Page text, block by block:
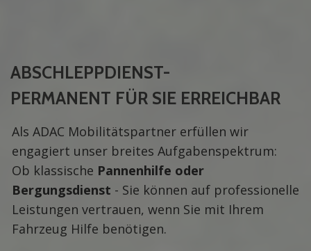
ABSCHLEPPDIENST-
PERMANENT FÜR SIE ERREICHBAR
Als ADAC Mobilitätspartner erfüllen wir
engagiert unser breites Aufgabenspektrum:
Ob klassische Pannenhilfe oder
Bergungsdienst - Sie können auf professionelle
Leistungen vertrauen, wenn Sie mit Ihrem
Fahrzeug Hilfe benötigen.